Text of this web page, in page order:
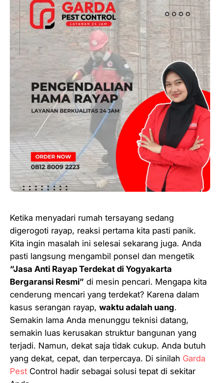
Ketika menyadari rumah tersayang sedang
digerogoti rayap, reaksi pertama kita pasti panik.
Kita ingin masalah ini selesai sekarang juga. Anda
pasti langsung mengambil ponsel dan mengetik
“Jasa Anti Rayap Terdekat di Yogyakarta
Bergaransi Resmi” di mesin pencari. Mengapa kita
cenderung mencari yang terdekat? Karena dalam
kasus serangan rayap, waktu adalah uang.
Semakin lama Anda menunggu teknisi datang,
semakin luas kerusakan struktur bangunan yang
terjadi. Namun, dekat saja tidak cukup. Anda butuh
yang dekat, cepat, dan terpercaya. Di sinilah Garda
Pest Control hadir sebagai solusi tepat di sekitar